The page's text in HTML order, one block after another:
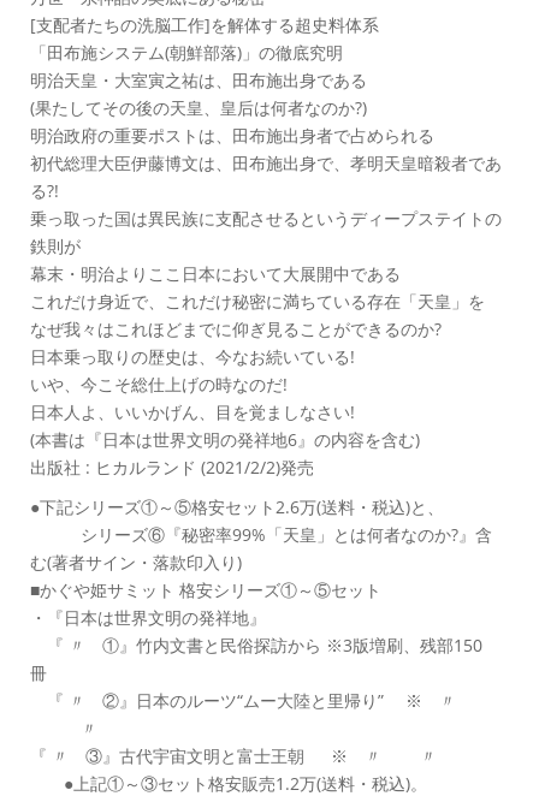
[支配者たちの洗脳工作]を解体する超史料体系
「田布施システム(朝鮮部落)」の徹底究明
明治天皇・大室寅之祐は、田布施出身である
(果たしてその後の天皇、皇后は何者なのか?)
明治政府の重要ポストは、田布施出身者で占められる
初代総理大臣伊藤博文は、田布施出身で、孝明天皇暗殺者であ
る?!
乗っ取った国は異民族に支配させるというディープステイトの
鉄則が
幕末・明治よりここ日本において大展開中である
これだけ身近で、これだけ秘密に満ちている存在「天皇」を
なぜ我々はこれほどまでに仰ぎ見ることができるのか?
日本乗っ取りの歴史は、今なお続いている!
いや、今こそ総仕上げの時なのだ!
日本人よ、いいかげん、目を覚ましなさい!
(本書は『日本は世界文明の発祥地6』の内容を含む)
出版社 : ヒカルランド (2021/2/2)発売
●下記シリーズ①～⑤格安セット2.6万(送料・税込)と、
シリーズ⑥『秘密率99%「天皇」とは何者なのか?』含
む(著者サイン・落款印入り)
■かぐや姫サミット 格安シリーズ①～⑤セット
・『日本は世界文明の発祥地』
『 〃 ①』竹内文書と民俗探訪から ※3版増刷、残部150
冊
『 〃 ②』日本のルーツ“ムー大陸と里帰り” ※ 〃
〃
『 〃 ③』古代宇宙文明と富士王朝 ※ 〃 〃
●上記①～③セット格安販売1.2万(送料・税込)。